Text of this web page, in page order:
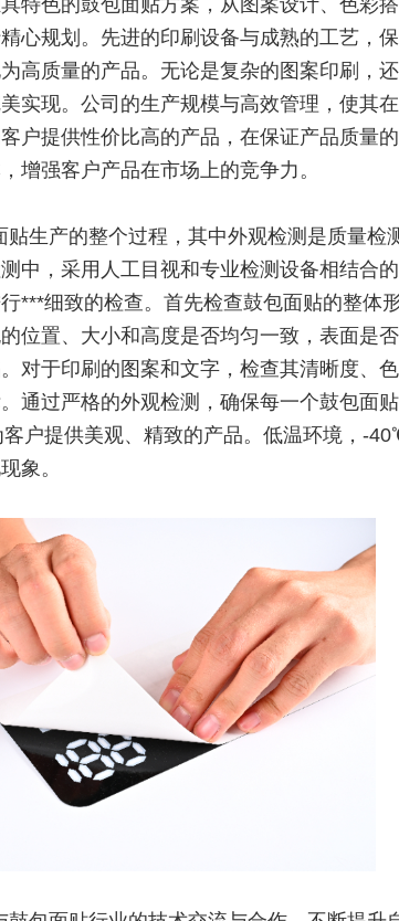
心规划。先进的印刷设备与成熟的工艺，
高质量的产品。无论是复杂的图案印刷，
实现。公司的生产规模与高效管理，使其
户提供性价比高的产品，在保证产品质量
增强客户产品在市场上的竞争力。
贴生产的整个过程，其中外观检测是质量检
中，采用人工目视和专业检测设备相结合
***细致的检查。首先检查鼓包面贴的整体
位置、大小和高度是否均匀一致，表面是
对于印刷的图案和文字，检查其清晰度、
通过严格的外观检测，确保每一个鼓包面
户提供美观、精致的产品。低温环境，-
象。